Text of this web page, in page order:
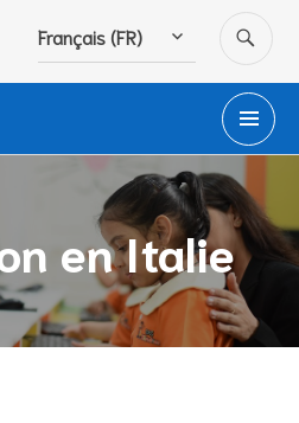
Français (FR)
en Italie